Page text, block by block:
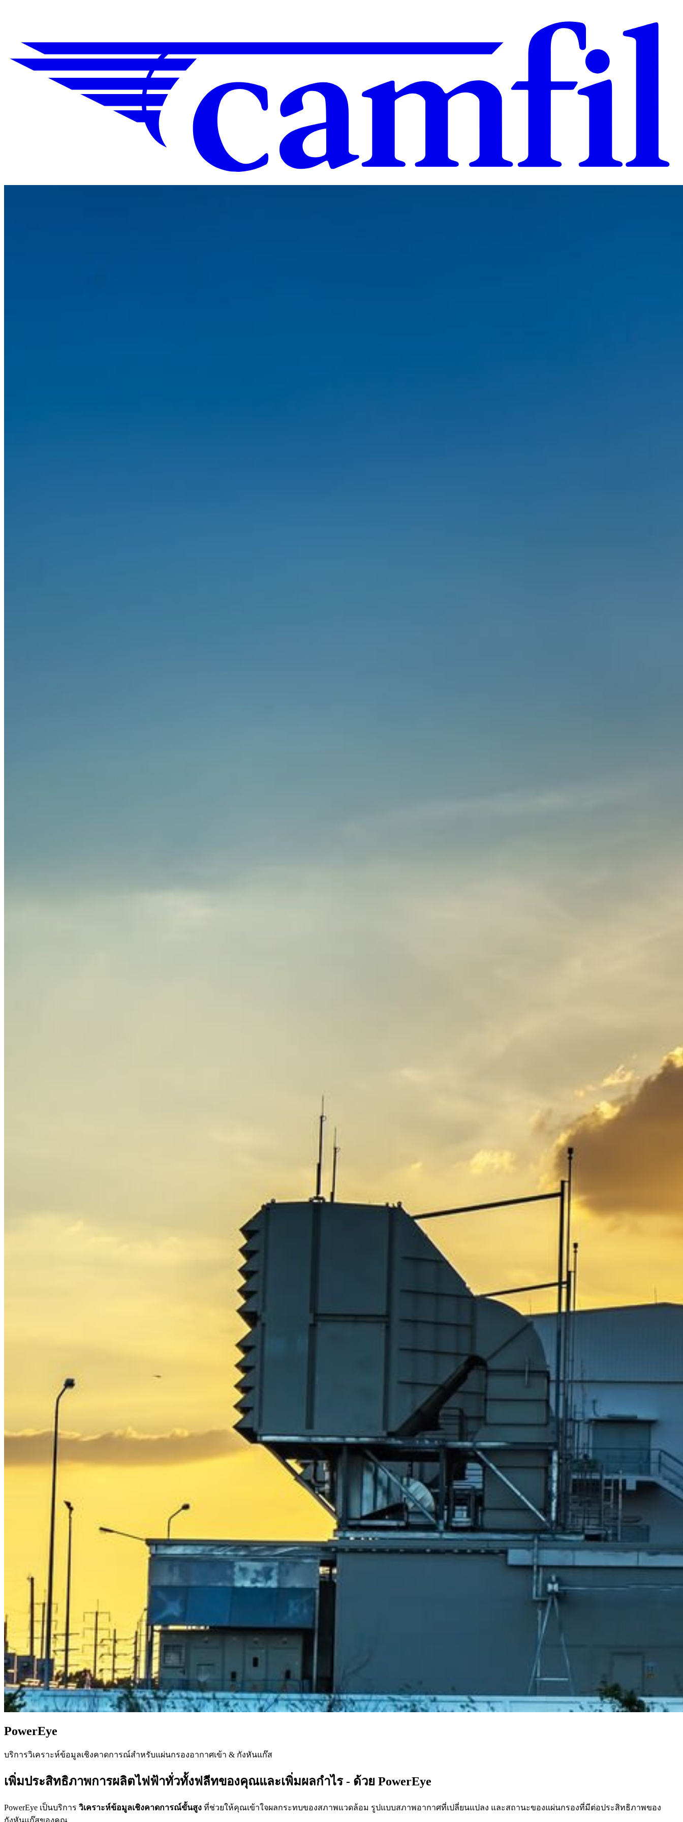
PowerEye
บริการวิเคราะห์ข้อมูลเชิงคาดการณ์สำหรับแผ่นกรองอากาศเข้า & กังหันแก๊ส
เพิ่มประสิทธิภาพการผลิตไฟฟ้าทั่วทั้งฟลีทของคุณและเพิ่มผลกำไร - ด้วย PowerEye
PowerEye เป็นบริการ วิเคราะห์ข้อมูลเชิงคาดการณ์ขั้นสูง ที่ช่วยให้คุณเข้าใจผลกระทบของสภาพแวดล้อม รูปแบบสภาพอากาศที่เปลี่ยนแปลง และสถานะของแผ่นกรองที่มีต่อประสิทธิภาพของ
กังหันแก๊สของคุณ